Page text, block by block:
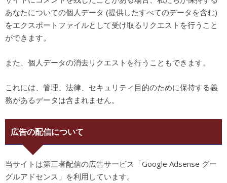
あなたについての個人データ (提供したすべてのデータを含む)
をエクスポートファイルとして受け取るリクエストを行うこと
ができます。
また、個人データの消去リクエストを行うこともできます。
これには、管理、法律、セキュリティ目的のために保持する義
務があるデータは含まれません。
広告の配信について
当サイトは第三者配信の広告サービス「Google Adsense グー
グルアドセンス」を利用しています。